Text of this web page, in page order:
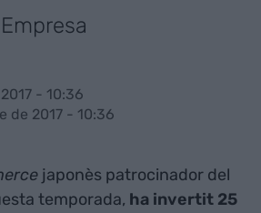
- 10:36
de 2017 - 10:36
japonès patrocinador del
temporada, ha invertit 25